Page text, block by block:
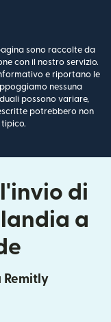
sono raccolte da
con il nostro servizio.
e riportano le
nessuna
possono variare,
potrebbero non
di
a
Remitly